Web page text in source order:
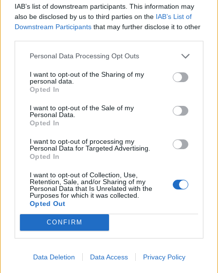
IAB’s list of downstream participants. This information may
also be disclosed by us to third parties on the IAB’s List of
Downstream Participants that may further disclose it to other
Personal Data Processing Opt Outs
I want to opt-out of the Sharing of my
personal data.
Opted In
I want to opt-out of the Sale of my
Personal Data.
Opted In
I want to opt-out of processing my
Personal Data for Targeted Advertising.
Opted In
I want to opt-out of Collection, Use,
Retention, Sale, and/or Sharing of my
Personal Data that Is Unrelated with the
Purposes for which it was collected.
Opted Out
CONFIRM
Data Deletion Data Access Privacy Policy
raccontato la grande epopea
spirituale e materiale del
Mediterraneo
(nell'indimenticato "Breviario
mediterraneo"), una Venezia
Venezia"), la drammatica
Euro
14/11/2010
Andrea chiude al traffico
14/11/2010
di ANDREA GAGLIARDUCCI Roma,